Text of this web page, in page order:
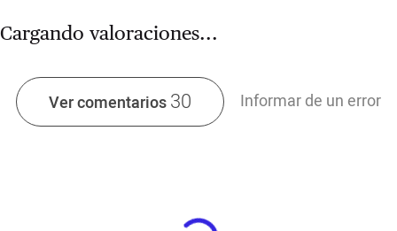
Cargando valoraciones...
Ver comentarios30 Informar de un error